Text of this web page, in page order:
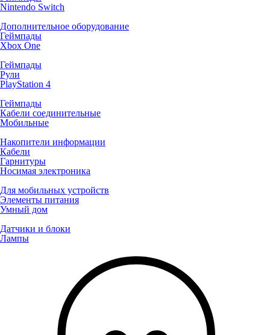
Nintendo Switch
Дополнительное оборудование
Геймпады
Xbox One
Геймпады
Рули
PlayStation 4
Геймпады
Кабели соединительные
Мобильные
Накопители информации
Кабели
Гарнитуры
Носимая электроника
Для мобильных устройств
Элементы питания
Умный дом
Датчики и блоки
Лампы